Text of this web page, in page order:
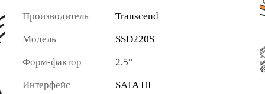
Производитель Transcend
Модель SSD220S
Форм-фактор 2.5"
Интерфейс SATA III